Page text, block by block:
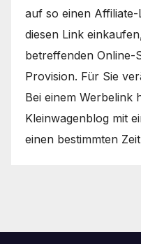
auf so einen
diesen Link
betreffenden Online-
Provision. Für Sie
Bei einem Werbelink
Kleinwagenblog mit
einen bestimmten